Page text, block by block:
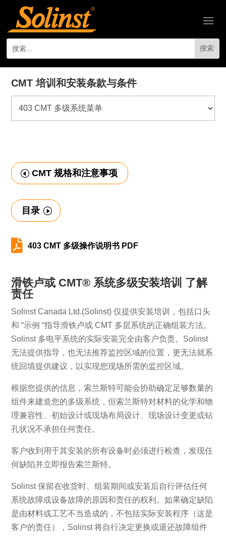
CMT 培训和安装条款与条件
CMT 规格和注意事项
目录
 403 CMT 多级操作说明书 PDF
滑铁卢或 CMT® 系统多级安装培训 了解
责任
Solinst Canada Ltd.(Solinst) 仅提供安装培训，包括口头
和 “示例 “指导滑铁卢或 CMT 多层系统的正确组装方法。
Solinst 多电平系统的实际安装完全由客户负责。Solinst
无法提供指导，也无法推荐监控区域的位置，更无法就系
统回填提供建议，以实现您现场所需的监控区域。
根据您提供的信息，索兰斯特可能会协助确定足够数量的
组件来建造您的多级系统，但索兰斯特对材料的化学和物
理兼容性、初始设计或现场布局设计、现场设计变更或钻
孔状况不承担任何责任。
客户收到用于其安装的所有设备时必须进行检查，发现任
何缺陷并立即报告索兰斯特。
Solinst 保留在收货时、组装期间或安装后自行评估任何
系统故障或设备故障的原因和责任的权利。如果确定缺陷
是由材料或工艺不当造成的，不包括实际安装程序（这是
客户的责任），Solinst 将自行决定更换或退还故障组件